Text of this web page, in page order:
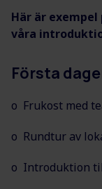
Här är
våra
Första
o Frukost med
o Rundtur av
o Introduktion